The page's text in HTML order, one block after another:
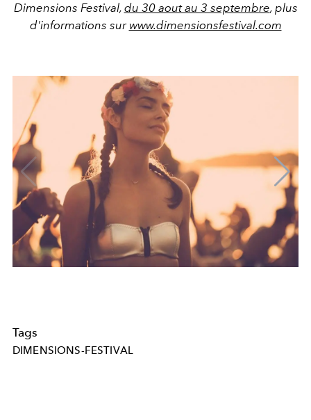
Dimensions Festival, du 30 aout au 3 septembre, plus
d'informations sur www.dimensionsfestival.com
Tags
DIMENSIONS-FESTIVAL